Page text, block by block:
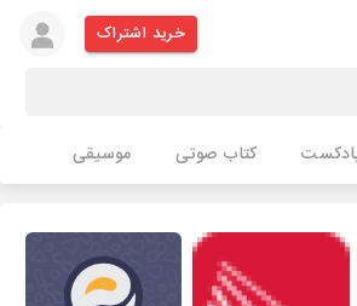
خرید اشتراک
کتاب صوتی موسیقی